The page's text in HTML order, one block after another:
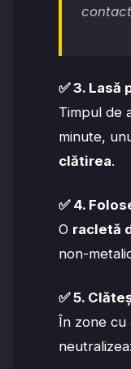
✅3. Lasă
Timpul de
minute,
clătirea.
✅ 4.
O racletă
non-
✅5.
În zone cu